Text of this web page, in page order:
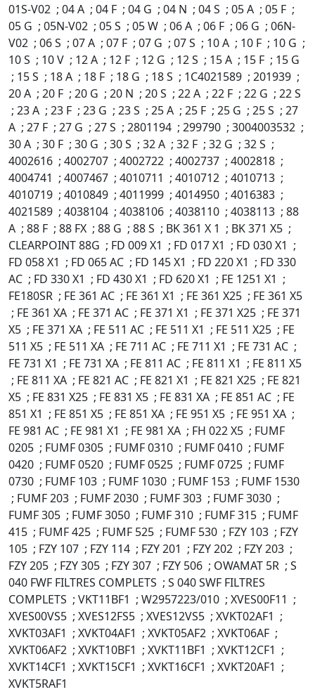
01S-V02 ; 04 A ; 04 F ; 04 G ; 04 N ; 04 S ; 05 A ; 05 F ;
05 G ; 05N-V02 ; 05 S ; 05 W ; 06 A ; 06 F ; 06 G ; 06N-
V02 ; 06 S ; 07 A ; 07 F ; 07 G ; 07 S ; 10 A ; 10 F ; 10 G ;
10 S ; 10 V ; 12 A ; 12 F ; 12 G ; 12 S ; 15 A ; 15 F ; 15 G
; 15 S ; 18 A ; 18 F ; 18 G ; 18 S ; 1C4021589 ; 201939 ;
20 A ; 20 F ; 20 G ; 20 N ; 20 S ; 22 A ; 22 F ; 22 G ; 22 S
; 23 A ; 23 F ; 23 G ; 23 S ; 25 A ; 25 F ; 25 G ; 25 S ; 27
A ; 27 F ; 27 G ; 27 S ; 2801194 ; 299790 ; 3004003532 ;
30 A ; 30 F ; 30 G ; 30 S ; 32 A ; 32 F ; 32 G ; 32 S ;
4002616 ; 4002707 ; 4002722 ; 4002737 ; 4002818 ;
4004741 ; 4007467 ; 4010711 ; 4010712 ; 4010713 ;
4010719 ; 4010849 ; 4011999 ; 4014950 ; 4016383 ;
4021589 ; 4038104 ; 4038106 ; 4038110 ; 4038113 ; 88
A ; 88 F ; 88 FX ; 88 G ; 88 S ; BK 361 X 1 ; BK 371 X5 ;
CLEARPOINT 88G ; FD 009 X1 ; FD 017 X1 ; FD 030 X1 ;
FD 058 X1 ; FD 065 AC ; FD 145 X1 ; FD 220 X1 ; FD 330
AC ; FD 330 X1 ; FD 430 X1 ; FD 620 X1 ; FE 1251 X1 ;
FE180SR ; FE 361 AC ; FE 361 X1 ; FE 361 X25 ; FE 361 X5
; FE 361 XA ; FE 371 AC ; FE 371 X1 ; FE 371 X25 ; FE 371
X5 ; FE 371 XA ; FE 511 AC ; FE 511 X1 ; FE 511 X25 ; FE
511 X5 ; FE 511 XA ; FE 711 AC ; FE 711 X1 ; FE 731 AC ;
FE 731 X1 ; FE 731 XA ; FE 811 AC ; FE 811 X1 ; FE 811 X5
; FE 811 XA ; FE 821 AC ; FE 821 X1 ; FE 821 X25 ; FE 821
X5 ; FE 831 X25 ; FE 831 X5 ; FE 831 XA ; FE 851 AC ; FE
851 X1 ; FE 851 X5 ; FE 851 XA ; FE 951 X5 ; FE 951 XA ;
FE 981 AC ; FE 981 X1 ; FE 981 XA ; FH 022 X5 ; FUMF
0205 ; FUMF 0305 ; FUMF 0310 ; FUMF 0410 ; FUMF
0420 ; FUMF 0520 ; FUMF 0525 ; FUMF 0725 ; FUMF
0730 ; FUMF 103 ; FUMF 1030 ; FUMF 153 ; FUMF 1530
; FUMF 203 ; FUMF 2030 ; FUMF 303 ; FUMF 3030 ;
FUMF 305 ; FUMF 3050 ; FUMF 310 ; FUMF 315 ; FUMF
415 ; FUMF 425 ; FUMF 525 ; FUMF 530 ; FZY 103 ; FZY
105 ; FZY 107 ; FZY 114 ; FZY 201 ; FZY 202 ; FZY 203 ;
FZY 205 ; FZY 305 ; FZY 307 ; FZY 506 ; OWAMAT 5R ; S
040 FWF FILTRES COMPLETS ; S 040 SWF FILTRES
COMPLETS ; VKT11BF1 ; W2957223/010 ; XVES00F11 ;
XVES00VS5 ; XVES12FS5 ; XVES12VS5 ; XVKT02AF1 ;
XVKT03AF1 ; XVKT04AF1 ; XVKT05AF2 ; XVKT06AF ;
XVKT06AF2 ; XVKT10BF1 ; XVKT11BF1 ; XVKT12CF1 ;
XVKT14CF1 ; XVKT15CF1 ; XVKT16CF1 ; XVKT20AF1 ;
XVKT5RAF1